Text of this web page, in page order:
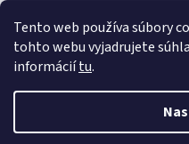
Tento web používa súbory
tohto webu vyjadrujete
informáciítu.
Moja objednávka